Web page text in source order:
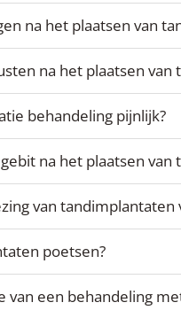
na het plaatsen van
na het plaatsen van
behandeling pijnlijk?
na het plaatsen van
van tandimplantaten
poetsen?
van een behandeling